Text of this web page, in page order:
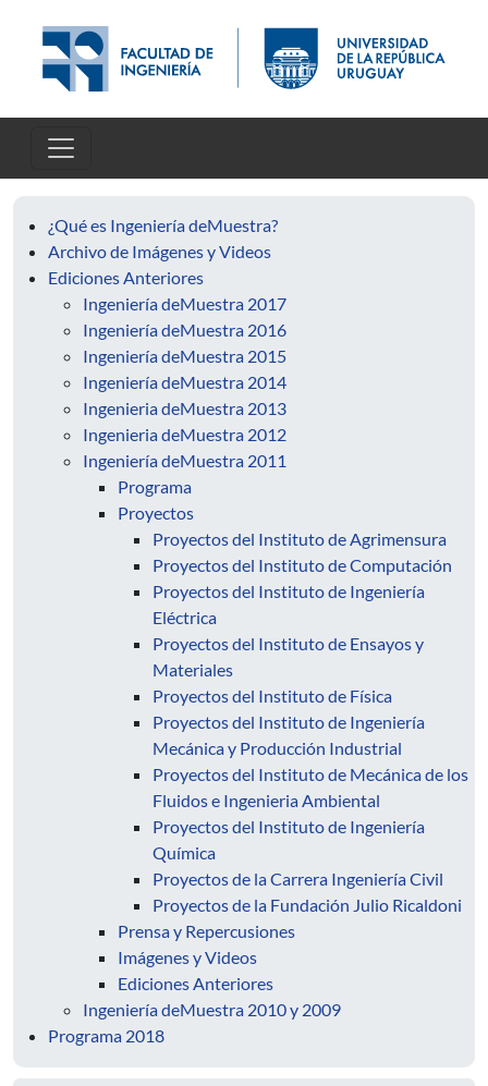
¿Qué es Ingeniería deMuestra?
Archivo de Imágenes y Videos
Ediciones Anteriores
Ingeniería deMuestra 2017
Ingeniería deMuestra 2016
Ingeniería deMuestra 2015
Ingeniería deMuestra 2014
Ingenieria deMuestra 2013
Ingenieria deMuestra 2012
Ingeniería deMuestra 2011
Programa
Proyectos
Proyectos del Instituto de Agrimensura
Proyectos del Instituto de Computación
Proyectos del Instituto de Ingeniería
Eléctrica
Proyectos del Instituto de Ensayos y
Materiales
Proyectos del Instituto de Física
Proyectos del Instituto de Ingeniería
Mecánica y Producción Industrial
Proyectos del Instituto de Mecánica de los
Fluidos e Ingenieria Ambiental
Proyectos del Instituto de Ingeniería
Química
Proyectos de la Carrera Ingeniería Civil
Proyectos de la Fundación Julio Ricaldoni
Prensa y Repercusiones
Imágenes y Videos
Ediciones Anteriores
Ingeniería deMuestra 2010 y 2009
Programa 2018